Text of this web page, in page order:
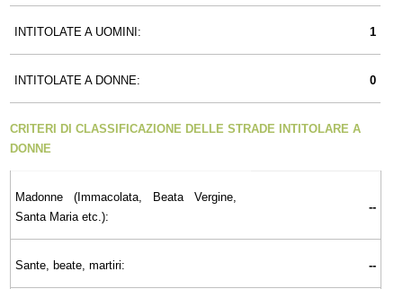
INTITOLATE A UOMINI: 1
INTITOLATE A DONNE: 0
CRITERI DI CLASSIFICAZIONE DELLE STRADE INTITOLARE A
DONNE
Madonne (Immacolata, Beata Vergine,
Santa Maria etc.):
--
Sante, beate, martiri: --